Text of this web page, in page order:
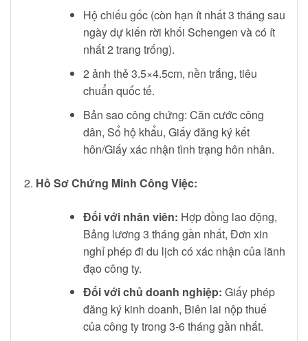
Hộ chiếu gốc (còn hạn ít nhất 3 tháng sau
ngày dự kiến rời khối Schengen và có ít
nhất 2 trang trống).
2 ảnh thẻ 3.5×4.5cm, nền trắng, tiêu
chuẩn quốc tế.
Bản sao công chứng: Căn cước công
dân, Sổ hộ khẩu, Giấy đăng ký kết
hôn/Giấy xác nhận tình trạng hôn nhân.
Hồ Sơ Chứng Minh Công Việc:
Đối với nhân viên: Hợp đồng lao động,
Bảng lương 3 tháng gần nhất, Đơn xin
nghỉ phép đi du lịch có xác nhận của lãnh
đạo công ty.
Đối với chủ doanh nghiệp: Giấy phép
đăng ký kinh doanh, Biên lai nộp thuế
của công ty trong 3-6 tháng gần nhất.